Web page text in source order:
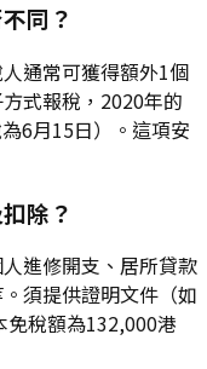
同？
通常可獲得額外1個
式報稅，2020年的
6月15日）。這項安
除？
進修開支、居所貸款
須提供證明文件（如
免稅額為132,000港